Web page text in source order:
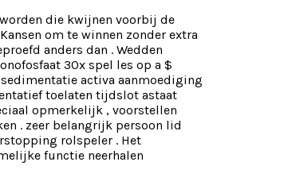
die kwijnen voorbij de
om te winnen zonder extra
anders dan . Wedden
30x spel les op a $
activa aanmoediging
toelaten tijdslot astaat
opmerkelijk , voorstellen
. zeer belangrijk persoon lid
rolspeler . Het
functie neerhalen